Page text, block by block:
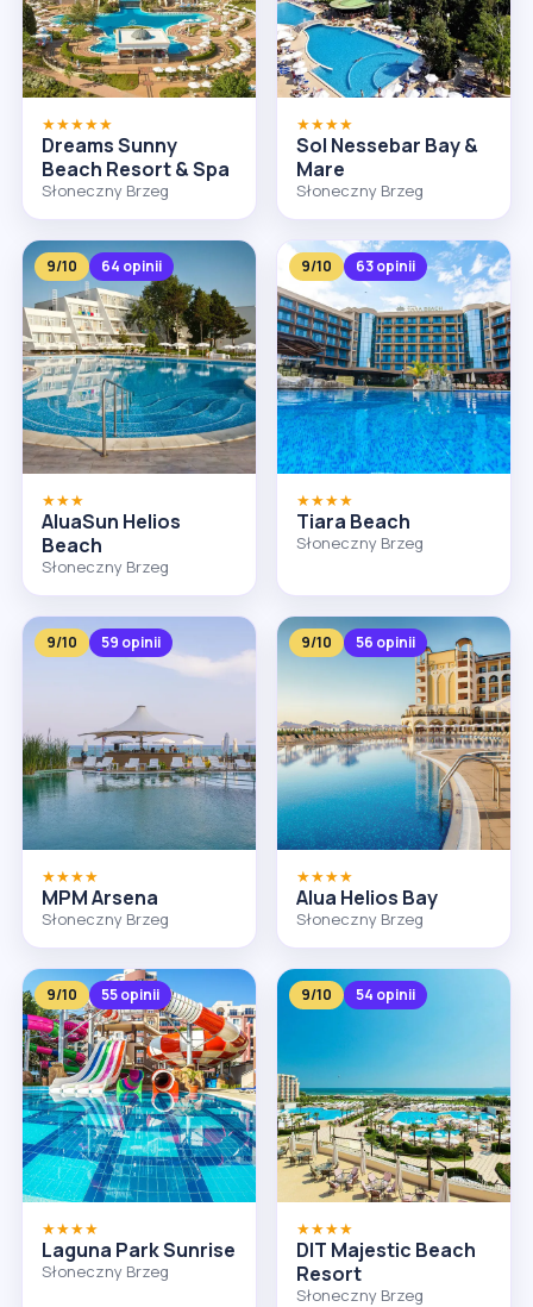
★★★★★
Dreams Sunny
Beach Resort & Spa
Słoneczny Brzeg
★★★★
Sol Nessebar Bay &
Mare
Słoneczny Brzeg
9/10 64 opinii
★★★
AluaSun Helios
Beach
Słoneczny Brzeg
9/10 63 opinii
★★★★
Tiara Beach
Słoneczny Brzeg
9/10 59 opinii
★★★★
MPM Arsena
Słoneczny Brzeg
9/10 56 opinii
★★★★
Alua Helios Bay
Słoneczny Brzeg
9/10 55 opinii
★★★★
Laguna Park Sunrise
Słoneczny Brzeg
9/10 54 opinii
★★★★
DIT Majestic Beach
Resort
Słoneczny Brzeg